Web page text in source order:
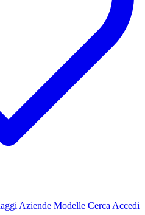
Aziende Modelle Cerca Accedi